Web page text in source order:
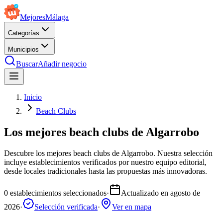
MejoresMálaga
Categorías
Municipios
BuscarAñadir negocio
Inicio
Beach Clubs
Los mejores beach clubs de Algarrobo
Descubre los mejores beach clubs de Algarrobo. Nuestra selección
incluye establecimientos verificados por nuestro equipo editorial,
desde locales tradicionales hasta las propuestas más innovadoras.
0 establecimientos seleccionados· Actualizado en agosto de
2026· Selección verificada· Ver en mapa